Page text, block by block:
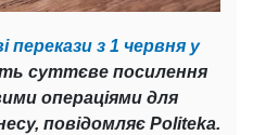
з 1 червня у
суттєве посилення
операціями для
повідомляє Politeka.